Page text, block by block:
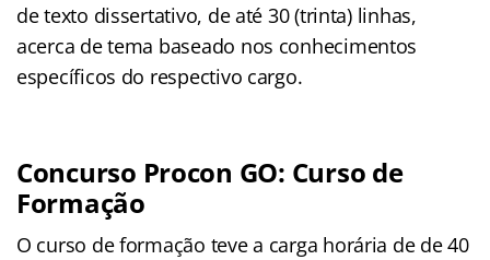
de texto dissertativo, de até 30 (trinta) linhas,
acerca de tema baseado nos conhecimentos
específicos do respectivo cargo.
Concurso Procon GO: Curso de
Formação
O curso de formação teve a carga horária de de 40